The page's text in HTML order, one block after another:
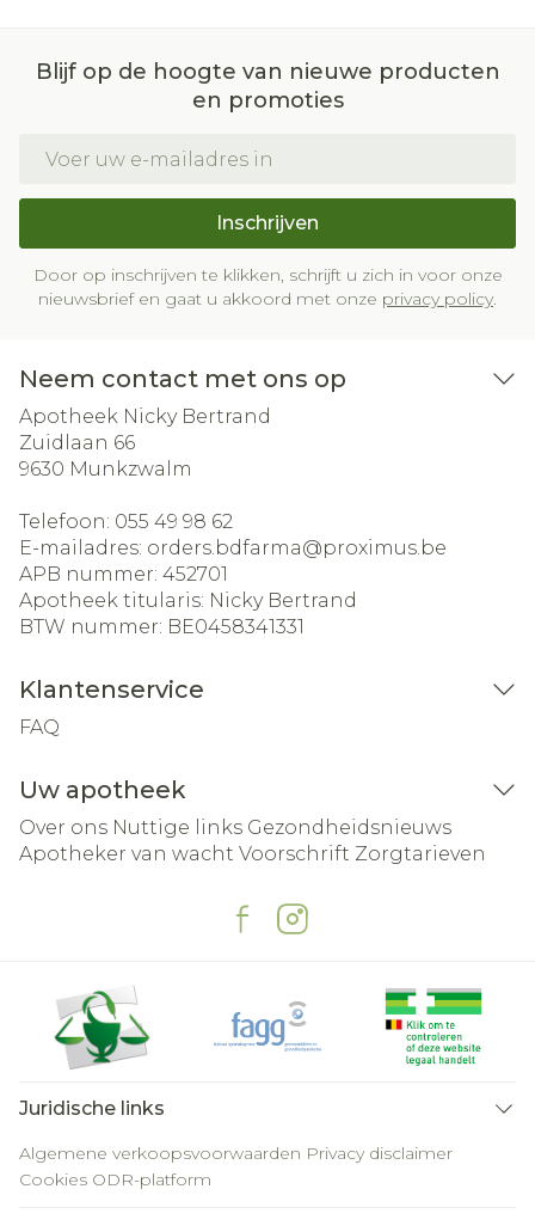
Blijf op de hoogte van nieuwe producten
en promoties
Inschrijven
Door op inschrijven te klikken, schrijft u zich in voor onze
nieuwsbrief en gaat u akkoord met onze privacy policy.
Neem contact met ons op
Apotheek Nicky Bertrand
Zuidlaan 66
9630 Munkzwalm
Telefoon: 055 49 98 62
E-mailadres: orders.bdfarma@proximus.be
APB nummer: 452701
Apotheek titularis: Nicky Bertrand
BTW nummer: BE0458341331
Klantenservice
FAQ
Uw apotheek
Over ons Nuttige links Gezondheidsnieuws
Apotheker van wacht Voorschrift Zorgtarieven
Juridische links
Algemene verkoopsvoorwaarden Privacy disclaimer
Cookies ODR-platform